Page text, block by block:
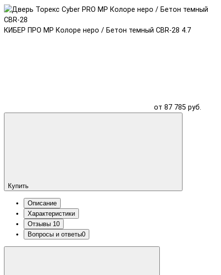
КИБЕР ПРО MP Колоре неро / Бетон темный CBR-28 4.7
от 87 785 руб.
Купить
Описание
Характеристики
Отзывы 10
Вопросы и ответы0